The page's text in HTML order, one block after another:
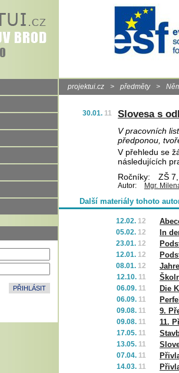
projektui.cz > předměty >
30.01. 11 Slovesa s
V pracovních
předponou,
V přehledu se
následujících
Ročníky:
ZŠ
Autor: Mgr.
Další materiály tohoto
12.02. 12
05.02. 12 In
23.01. 12
12.01. 12
08.01. 12
12.10. 11
06.09. 11 Die
06.09. 11
09.08. 11 9.
09.08. 11 11.
17.05. 11
13.05. 11
07.04. 11
14.03. 11